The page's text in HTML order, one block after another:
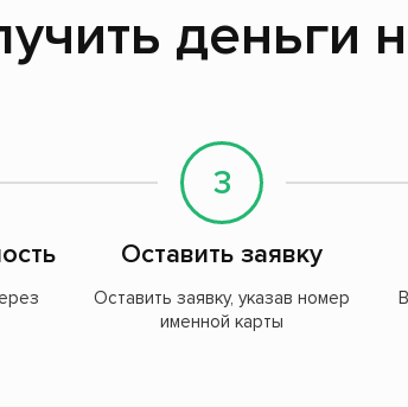
деньги
3
Оставить заявку
Оставить заявку, указав номер
именной карты